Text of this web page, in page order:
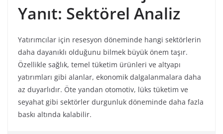
Yanıt: Sektörel Analiz
Yatırımcılar için resesyon döneminde hangi sektörlerin
daha dayanıklı olduğunu bilmek büyük önem taşır.
Özellikle sağlık, temel tüketim ürünleri ve altyapı
yatırımları gibi alanlar, ekonomik dalgalanmalara daha
az duyarlıdır. Öte yandan otomotiv, lüks tüketim ve
seyahat gibi sektörler durgunluk döneminde daha fazla
baskı altında kalabilir.